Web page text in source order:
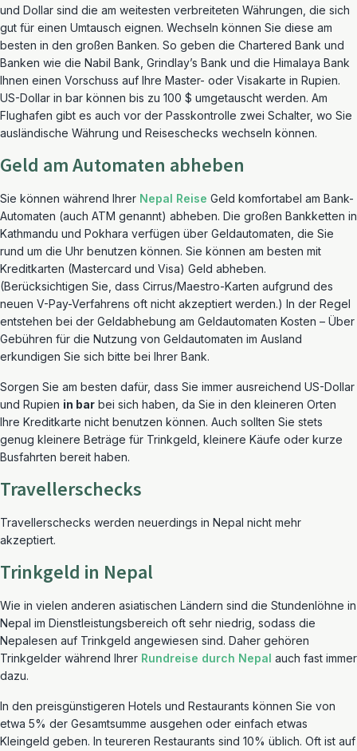
und Dollar sind die am weitesten verbreiteten Währungen, die sich
gut für einen Umtausch eignen. Wechseln können Sie diese am
besten in den großen Banken. So geben die Chartered Bank und
Banken wie die Nabil Bank, Grindlay’s Bank und die Himalaya Bank
Ihnen einen Vorschuss auf Ihre Master- oder Visakarte in Rupien.
US-Dollar in bar können bis zu 100 $ umgetauscht werden. Am
Flughafen gibt es auch vor der Passkontrolle zwei Schalter, wo Sie
ausländische Währung und Reiseschecks wechseln können.
Geld am Automaten abheben
Sie können während Ihrer Nepal Reise Geld komfortabel am Bank-
Automaten (auch ATM genannt) abheben. Die großen Bankketten in
Kathmandu und Pokhara verfügen über Geldautomaten, die Sie
rund um die Uhr benutzen können. Sie können am besten mit
Kreditkarten (Mastercard und Visa) Geld abheben.
(Berücksichtigen Sie, dass Cirrus/Maestro-Karten aufgrund des
neuen V-Pay-Verfahrens oft nicht akzeptiert werden.) In der Regel
entstehen bei der Geldabhebung am Geldautomaten Kosten – Über
Gebühren für die Nutzung von Geldautomaten im Ausland
erkundigen Sie sich bitte bei Ihrer Bank.
Sorgen Sie am besten dafür, dass Sie immer ausreichend US-Dollar
und Rupien in bar bei sich haben, da Sie in den kleineren Orten
Ihre Kreditkarte nicht benutzen können. Auch sollten Sie stets
genug kleinere Beträge für Trinkgeld, kleinere Käufe oder kurze
Busfahrten bereit haben.
Travellerschecks
Travellerschecks werden neuerdings in Nepal nicht mehr
akzeptiert.
Trinkgeld in Nepal
Wie in vielen anderen asiatischen Ländern sind die Stundenlöhne in
Nepal im Dienstleistungsbereich oft sehr niedrig, sodass die
Nepalesen auf Trinkgeld angewiesen sind. Daher gehören
Trinkgelder während Ihrer Rundreise durch Nepal auch fast immer
dazu.
In den preisgünstigeren Hotels und Restaurants können Sie von
etwa 5% der Gesamtsumme ausgehen oder einfach etwas
Kleingeld geben. In teureren Restaurants sind 10% üblich. Oft ist auf